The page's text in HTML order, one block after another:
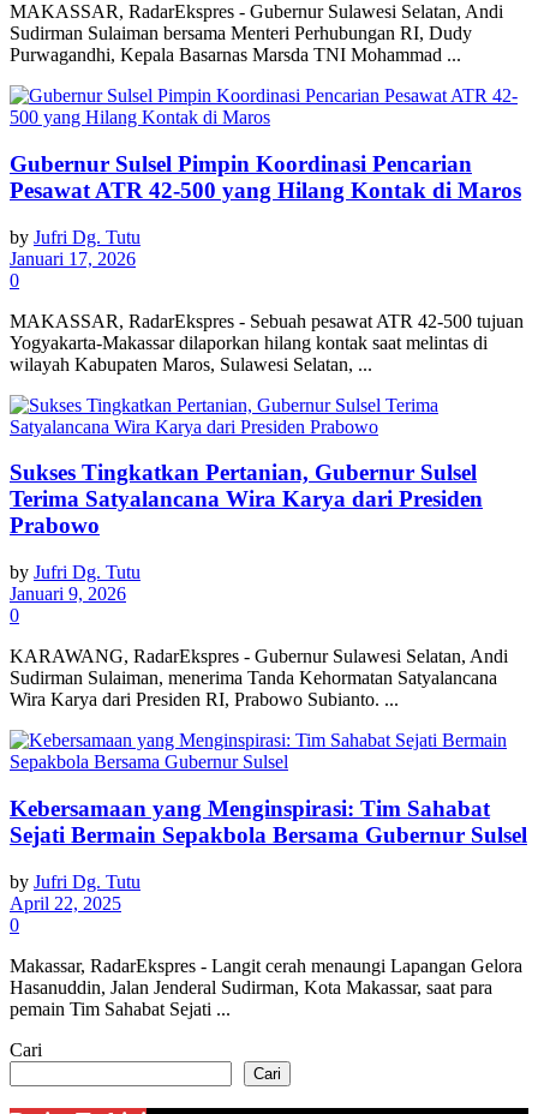
MAKASSAR, RadarEkspres - Gubernur Sulawesi Selatan, Andi
Sudirman Sulaiman bersama Menteri Perhubungan RI, Dudy
Purwagandhi, Kepala Basarnas Marsda TNI Mohammad ...
Gubernur Sulsel Pimpin Koordinasi Pencarian
Pesawat ATR 42-500 yang Hilang Kontak di Maros
by Jufri Dg. Tutu
Januari 17, 2026
0
MAKASSAR, RadarEkspres - Sebuah pesawat ATR 42-500 tujuan
Yogyakarta-Makassar dilaporkan hilang kontak saat melintas di
wilayah Kabupaten Maros, Sulawesi Selatan, ...
Sukses Tingkatkan Pertanian, Gubernur Sulsel
Terima Satyalancana Wira Karya dari Presiden
Prabowo
by Jufri Dg. Tutu
Januari 9, 2026
0
KARAWANG, RadarEkspres - Gubernur Sulawesi Selatan, Andi
Sudirman Sulaiman, menerima Tanda Kehormatan Satyalancana
Wira Karya dari Presiden RI, Prabowo Subianto. ...
Kebersamaan yang Menginspirasi: Tim Sahabat
Sejati Bermain Sepakbola Bersama Gubernur Sulsel
by Jufri Dg. Tutu
April 22, 2025
0
Makassar, RadarEkspres - Langit cerah menaungi Lapangan Gelora
Hasanuddin, Jalan Jenderal Sudirman, Kota Makassar, saat para
pemain Tim Sahabat Sejati ...
Cari
Cari